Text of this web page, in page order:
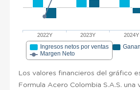
2022Y 2023Y 2024Y
Ingresos netos por ventas
Margen Neto
Los valores financieros del gráfico
Formula Acero Colombia S.A.S. una